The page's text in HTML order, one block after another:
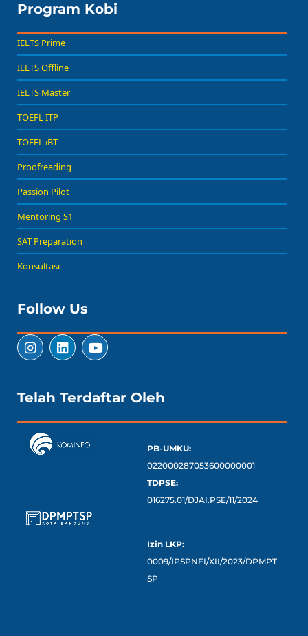
Program Kobi
IELTS Prime
IELTS Offline
IELTS Master
TOEFL ITP
TOEFL iBT
Proofreading
Passion Pilot
Mentoring S1
SAT Preparation
Konsultasi
Follow Us
Telah Terdaftar Oleh
PB-UMKU:
022000287053600000001
TDPSE:
016275.01/DJAI.PSE/11/2024
Izin LKP:
0009/IPSPNFI/XII/2023/DPMPT
SP